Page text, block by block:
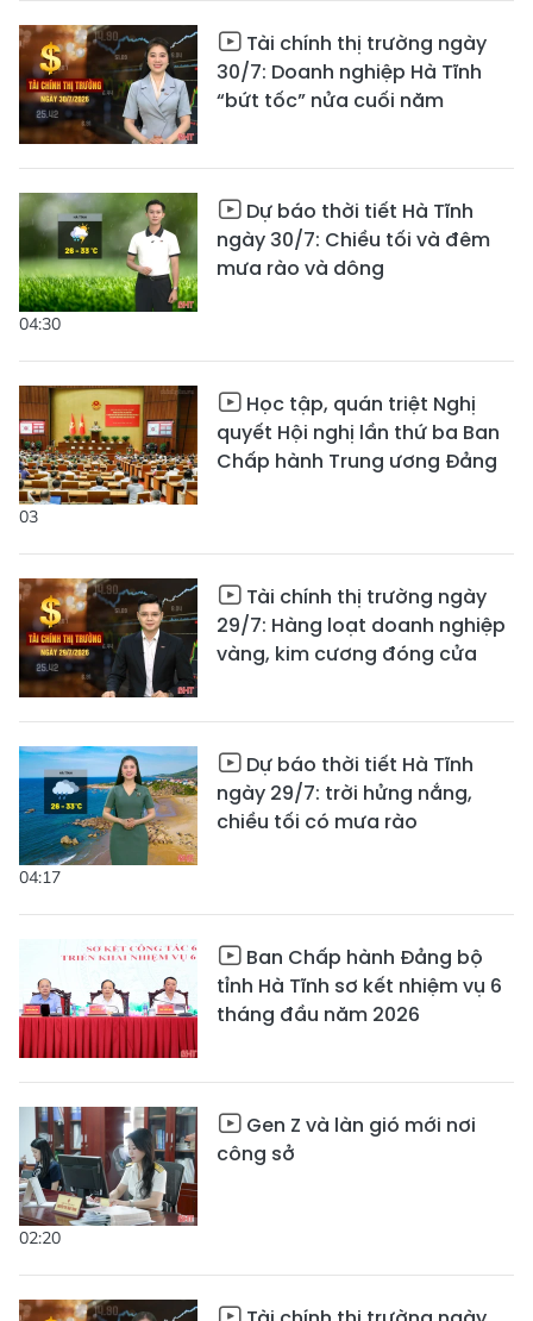
Tài chính thị trường ngày
30/7: Doanh nghiệp Hà Tĩnh
“bứt tốc” nửa cuối năm
04:30
Dự báo thời tiết Hà Tĩnh
ngày 30/7: Chiều tối và đêm
mưa rào và dông
03
Học tập, quán triệt Nghị
quyết Hội nghị lần thứ ba Ban
Chấp hành Trung ương Đảng
Tài chính thị trường ngày
29/7: Hàng loạt doanh nghiệp
vàng, kim cương đóng cửa
04:17
Dự báo thời tiết Hà Tĩnh
ngày 29/7: trời hửng nắng,
chiều tối có mưa rào
Ban Chấp hành Đảng bộ
tỉnh Hà Tĩnh sơ kết nhiệm vụ 6
tháng đầu năm 2026
02:20
Gen Z và làn gió mới nơi
công sở